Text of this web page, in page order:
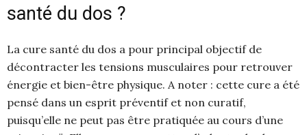
santé du dos ?
La cure santé du dos a pour principal objectif de
décontracter les tensions musculaires pour retrouver
énergie et bien-être physique. A noter : cette cure a été
pensé dans un esprit préventif et non curatif,
puisqu’elle ne peut pas être pratiquée au cours d’une